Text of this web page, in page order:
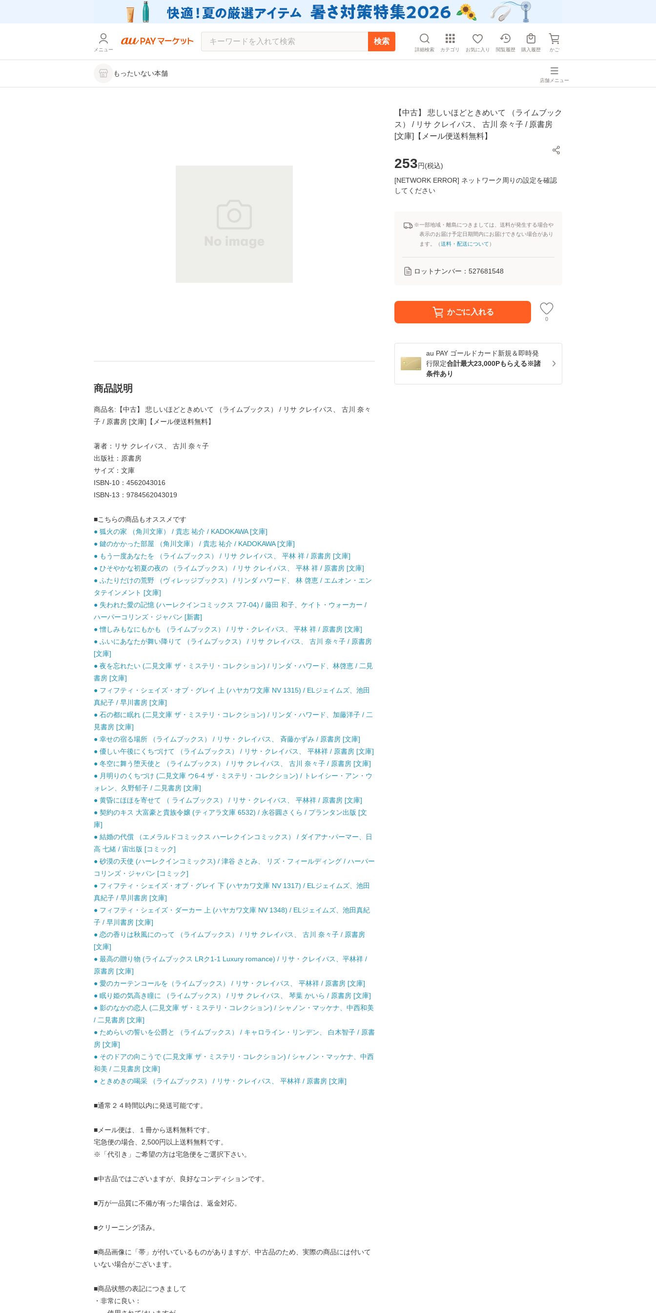
メニュー
検索
詳細検索 カテゴリ お気に入り 閲覧履歴 購入履歴 かご
もったいない本舗
店舗メニュー
【中古】 悲しいほどときめいて （ライムブック
ス） / リサ クレイパス、 古川 奈々子 / 原書房
[文庫]【メール便送料無料】
253円(税込)
[NETWORK ERROR] ネットワーク周りの設定を確認
してください
※一部地域・離島につきましては、送料が発生する場合や
表示のお届け予定日期間内にお届けできない場合があり
ます。（送料・配送について ）
ロットナンバー： 527681548
かごに入れる
0
au PAY ゴールドカード新規＆即時発
行限定合計最大23,000Pもらえる※諸
条件あり
商品説明
商品名:【中古】 悲しいほどときめいて （ライムブックス） / リサ クレイパス、 古川 奈々
子 / 原書房 [文庫]【メール便送料無料】
著者：リサ クレイパス、 古川 奈々子
出版社：原書房
サイズ：文庫
ISBN-10：4562043016
ISBN-13：9784562043019
■こちらの商品もオススメです
● 狐火の家 （角川文庫） / 貴志 祐介 / KADOKAWA [文庫]
● 鍵のかかった部屋 （角川文庫） / 貴志 祐介 / KADOKAWA [文庫]
● もう一度あなたを （ライムブックス） / リサ クレイパス、 平林 祥 / 原書房 [文庫]
● ひそやかな初夏の夜の （ライムブックス） / リサ クレイパス、 平林 祥 / 原書房 [文庫]
● ふたりだけの荒野 （ヴィレッジブックス） / リンダ ハワード、 林 啓恵 / エムオン・エン
タテインメント [文庫]
● 失われた愛の記憶 (ハーレクインコミックス フ7-04) / 藤田 和子、ケイト・ウォーカー /
ハーパーコリンズ・ジャパン [新書]
● 憎しみもなにもかも （ライムブックス） / リサ・クレイパス、 平林 祥 / 原書房 [文庫]
● ふいにあなたが舞い降りて （ライムブックス） / リサ クレイパス、 古川 奈々子 / 原書房
[文庫]
● 夜を忘れたい (二見文庫 ザ・ミステリ・コレクション) / リンダ・ハワード、林啓恵 / 二見
書房 [文庫]
● フィフティ・シェイズ・オブ・グレイ 上 (ハヤカワ文庫 NV 1315) / ELジェイムズ、池田
真紀子 / 早川書房 [文庫]
● 石の都に眠れ (二見文庫 ザ・ミステリ・コレクション) / リンダ・ハワード、加藤洋子 / 二
見書房 [文庫]
● 幸せの宿る場所 （ライムブックス） / リサ・クレイパス、 斉藤かずみ / 原書房 [文庫]
● 優しい午後にくちづけて （ライムブックス） / リサ・クレイパス、 平林祥 / 原書房 [文庫]
● 冬空に舞う堕天使と （ライムブックス） / リサ クレイパス、 古川 奈々子 / 原書房 [文庫]
● 月明りのくちづけ (二見文庫 ウ6-4 ザ・ミステリ・コレクション) / トレイシー・アン・ウ
ォレン、久野郁子 / 二見書房 [文庫]
● 黄昏にほほを寄せて （ ライムブックス） / リサ・クレイパス、 平林祥 / 原書房 [文庫]
● 契約のキス 大富豪と貴族令嬢 (ティアラ文庫 6532) / 永谷圓さくら / プランタン出版 [文
庫]
● 結婚の代償 （エメラルドコミックス ハーレクインコミックス） / ダイアナ･パーマー、日
高 七緒 / 宙出版 [コミック]
● 砂漠の天使 (ハーレクインコミックス) / 津谷 さとみ、 リズ・フィールディング / ハーパー
コリンズ・ジャパン [コミック]
● フィフティ・シェイズ・オブ・グレイ 下 (ハヤカワ文庫 NV 1317) / ELジェイムズ、池田
真紀子 / 早川書房 [文庫]
● フィフティ・シェイズ・ダーカー 上 (ハヤカワ文庫 NV 1348) / ELジェイムズ、池田真紀
子 / 早川書房 [文庫]
● 恋の香りは秋風にのって （ライムブックス） / リサ クレイパス、 古川 奈々子 / 原書房
[文庫]
● 最高の贈り物 (ライムブックス LRク1-1 Luxury romance) / リサ・クレイパス、平林祥 /
原書房 [文庫]
● 愛のカーテンコールを（ライムブックス） / リサ・クレイパス、 平林祥 / 原書房 [文庫]
● 眠り姫の気高き瞳に （ライムブックス） / リサ クレイパス、 琴葉 かいら / 原書房 [文庫]
● 影のなかの恋人 (二見文庫 ザ・ミステリ・コレクション) / シャノン・マッケナ、中西和美
/ 二見書房 [文庫]
● ためらいの誓いを公爵と （ライムブックス） / キャロライン・リンデン、 白木智子 / 原書
房 [文庫]
● そのドアの向こうで (二見文庫 ザ・ミステリ・コレクション) / シャノン・マッケナ、中西
和美 / 二見書房 [文庫]
● ときめきの喝采 （ライムブックス） / リサ・クレイパス、 平林祥 / 原書房 [文庫]
■通常２４時間以内に発送可能です。
■メール便は、１冊から送料無料です。
宅急便の場合、2,500円以上送料無料です。
※「代引き」ご希望の方は宅急便をご選択下さい。
■中古品ではございますが、良好なコンディションです。
■万が一品質に不備が有った場合は、返金対応。
■クリーニング済み。
■商品画像に「帯」が付いているものがありますが、中古品のため、実際の商品には付いて
いない場合がございます。
■商品状態の表記につきまして
・非常に良い：